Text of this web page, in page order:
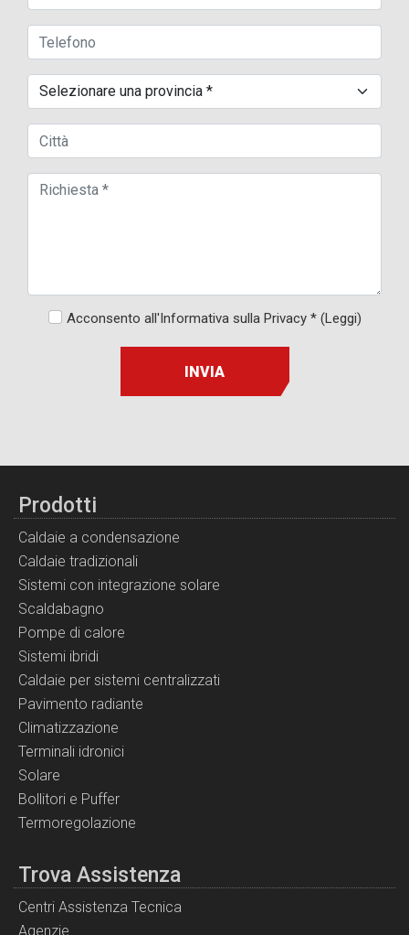
Acconsento all'Informativa sulla Privacy * (Leggi)
INVIA
Prodotti
Caldaie a condensazione
Caldaie tradizionali
Sistemi con integrazione solare
Scaldabagno
Pompe di calore
Sistemi ibridi
Caldaie per sistemi centralizzati
Pavimento radiante
Climatizzazione
Terminali idronici
Solare
Bollitori e Puffer
Termoregolazione
Trova Assistenza
Centri Assistenza Tecnica
Agenzie